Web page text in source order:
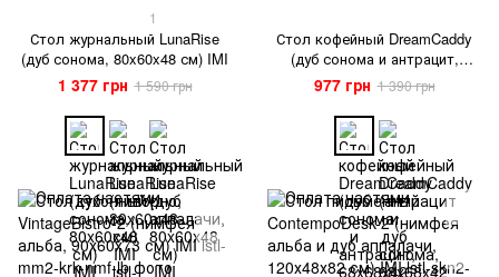
1
Стол журнальный LunaRise
(дуб сонома, 80x60x48 см) IMI
1 377 грн 1 590 грн
Стол кофейный DreamCaddy
(дуб сонома и антрацит,
68x68x42 см) IMI
977 грн 1 390 грн